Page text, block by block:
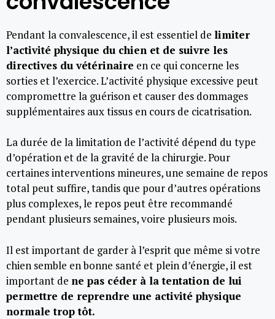
Pendant la convalescence, il est essentiel de limiter
l’activité physique du chien et de suivre les
directives du vétérinaire en ce qui concerne les
sorties et l’exercice. L’activité physique excessive peut
compromettre la guérison et causer des dommages
supplémentaires aux tissus en cours de cicatrisation.
La durée de la limitation de l’activité dépend du type
d’opération et de la gravité de la chirurgie. Pour
certaines interventions mineures, une semaine de repos
total peut suffire, tandis que pour d’autres opérations
plus complexes, le repos peut être recommandé
pendant plusieurs semaines, voire plusieurs mois.
Il est important de garder à l’esprit que même si votre
chien semble en bonne santé et plein d’énergie, il est
important de ne pas céder à la tentation de lui
permettre de reprendre une activité physique
normale trop tôt.